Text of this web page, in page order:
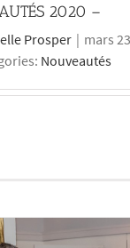
2020 –
Prosper | mars
Nouveautés